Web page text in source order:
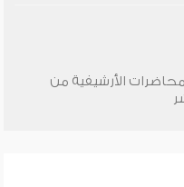
الأرشيفية من